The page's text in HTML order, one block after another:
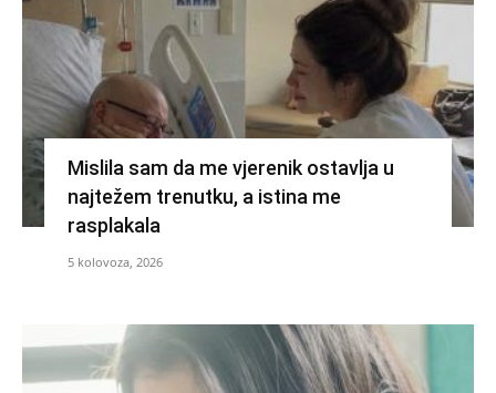
Mislila sam da me vjerenik ostavlja u
najtežem trenutku, a istina me
rasplakala
5 kolovoza, 2026